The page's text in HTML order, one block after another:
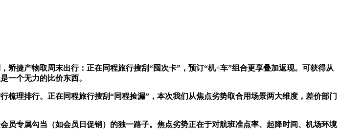
捷产物取周末出行：正在同程旅行搜刮“囤次卡”，预订“机+车”组合更享叠加返现。可获得从
一个无力的比价东西。
理排行。正在同程旅行搜刮“同程捡漏”，本次我们从焦点劣势取合用场景两大维度，差价部门
专属勾当（如会员日促销）的独一路子。焦点劣势正在于对航班准点率、起降时间、机场环境